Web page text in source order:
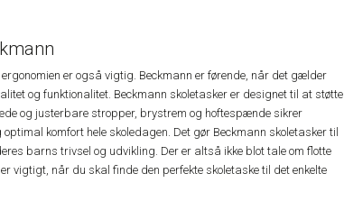
er også vigtig. Beckmann er førende, når det gælder
og funktionalitet. Beckmann skoletasker er designet til at støtte
og justerbare stropper, brystrem og hoftespænde sikrer
komfort hele skoledagen. Det gør Beckmann skoletasker til
barns trivsel og udvikling. Der er altså ikke blot tale om flotte
vigtigt, når du skal finde den perfekte skoletaske til det enkelte